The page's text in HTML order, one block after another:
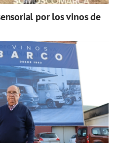
por los vinos de